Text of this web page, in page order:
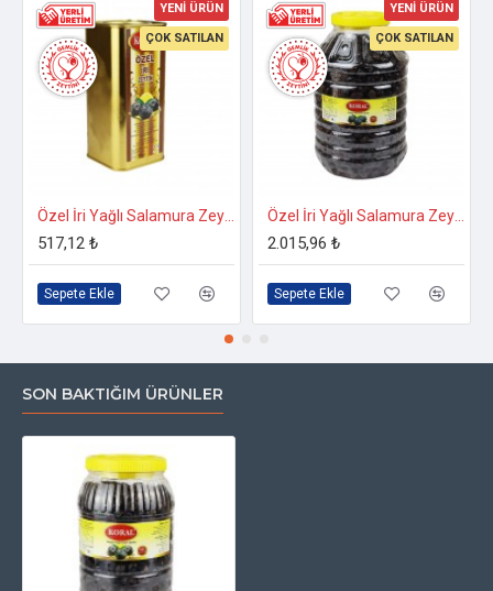
YENİ ÜRÜN
ÇOK SATILAN
Özel İri Yağlı Salamura Zeytin 1 Kg. 231-260 Kalibre
517,12 ₺
Sepete Ekle
YENİ ÜRÜN
ÇOK SATILAN
Özel İri Yağlı Salamura Zeytin 5 Kg. 231-260 Kalibre
2.015,96 ₺
Sepete Ekle
SON BAKTIĞIM ÜRÜNLER